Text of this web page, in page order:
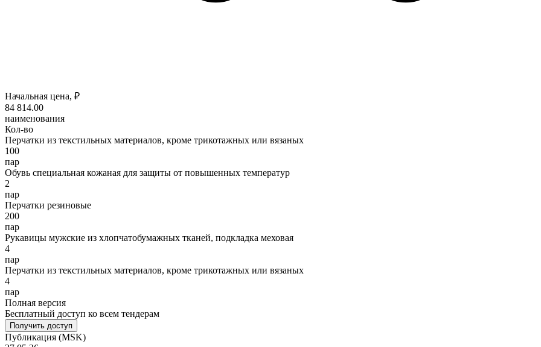
Начальная цена, ₽
84 814.00
наименования
Кол-во
Перчатки из текстильных материалов, кроме трикотажных или вязаных
100
пар
Обувь специальная кожаная для защиты от повышенных температур
2
пар
Перчатки резиновые
200
пар
Рукавицы мужские из хлопчатобумажных тканей, подкладка меховая
4
пар
Перчатки из текстильных материалов, кроме трикотажных или вязаных
4
пар
Полная версия
Бесплатный доступ ко всем тендерам
Получить доступ
Публикация (MSK)